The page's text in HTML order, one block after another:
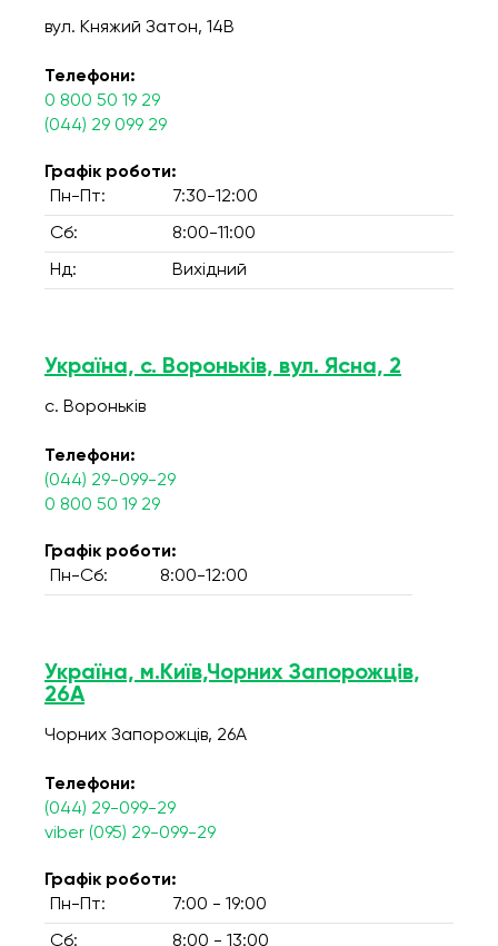
вул. Княжий Затон, 14В
Телефони:
0 800 50 19 29
(044) 29 099 29
Графік роботи:
Пн-Пт:
7:30-12:00
Сб: 8:00-11:00
Нд: Вихідний
Україна, с. Вороньків, вул. Ясна, 2
с. Вороньків
Телефони:
(044) 29-099-29
0 800 50 19 29
Графік роботи:
Пн-Сб:
8:00-12:00
Україна, м.Київ,Чорних Запорожців,
26А
Чорних Запорожців, 26А
Телефони:
(044) 29-099-29
viber (095) 29-099-29
Графік роботи:
Пн-Пт:
7:00 - 19:00
Сб: 8:00 - 13:00